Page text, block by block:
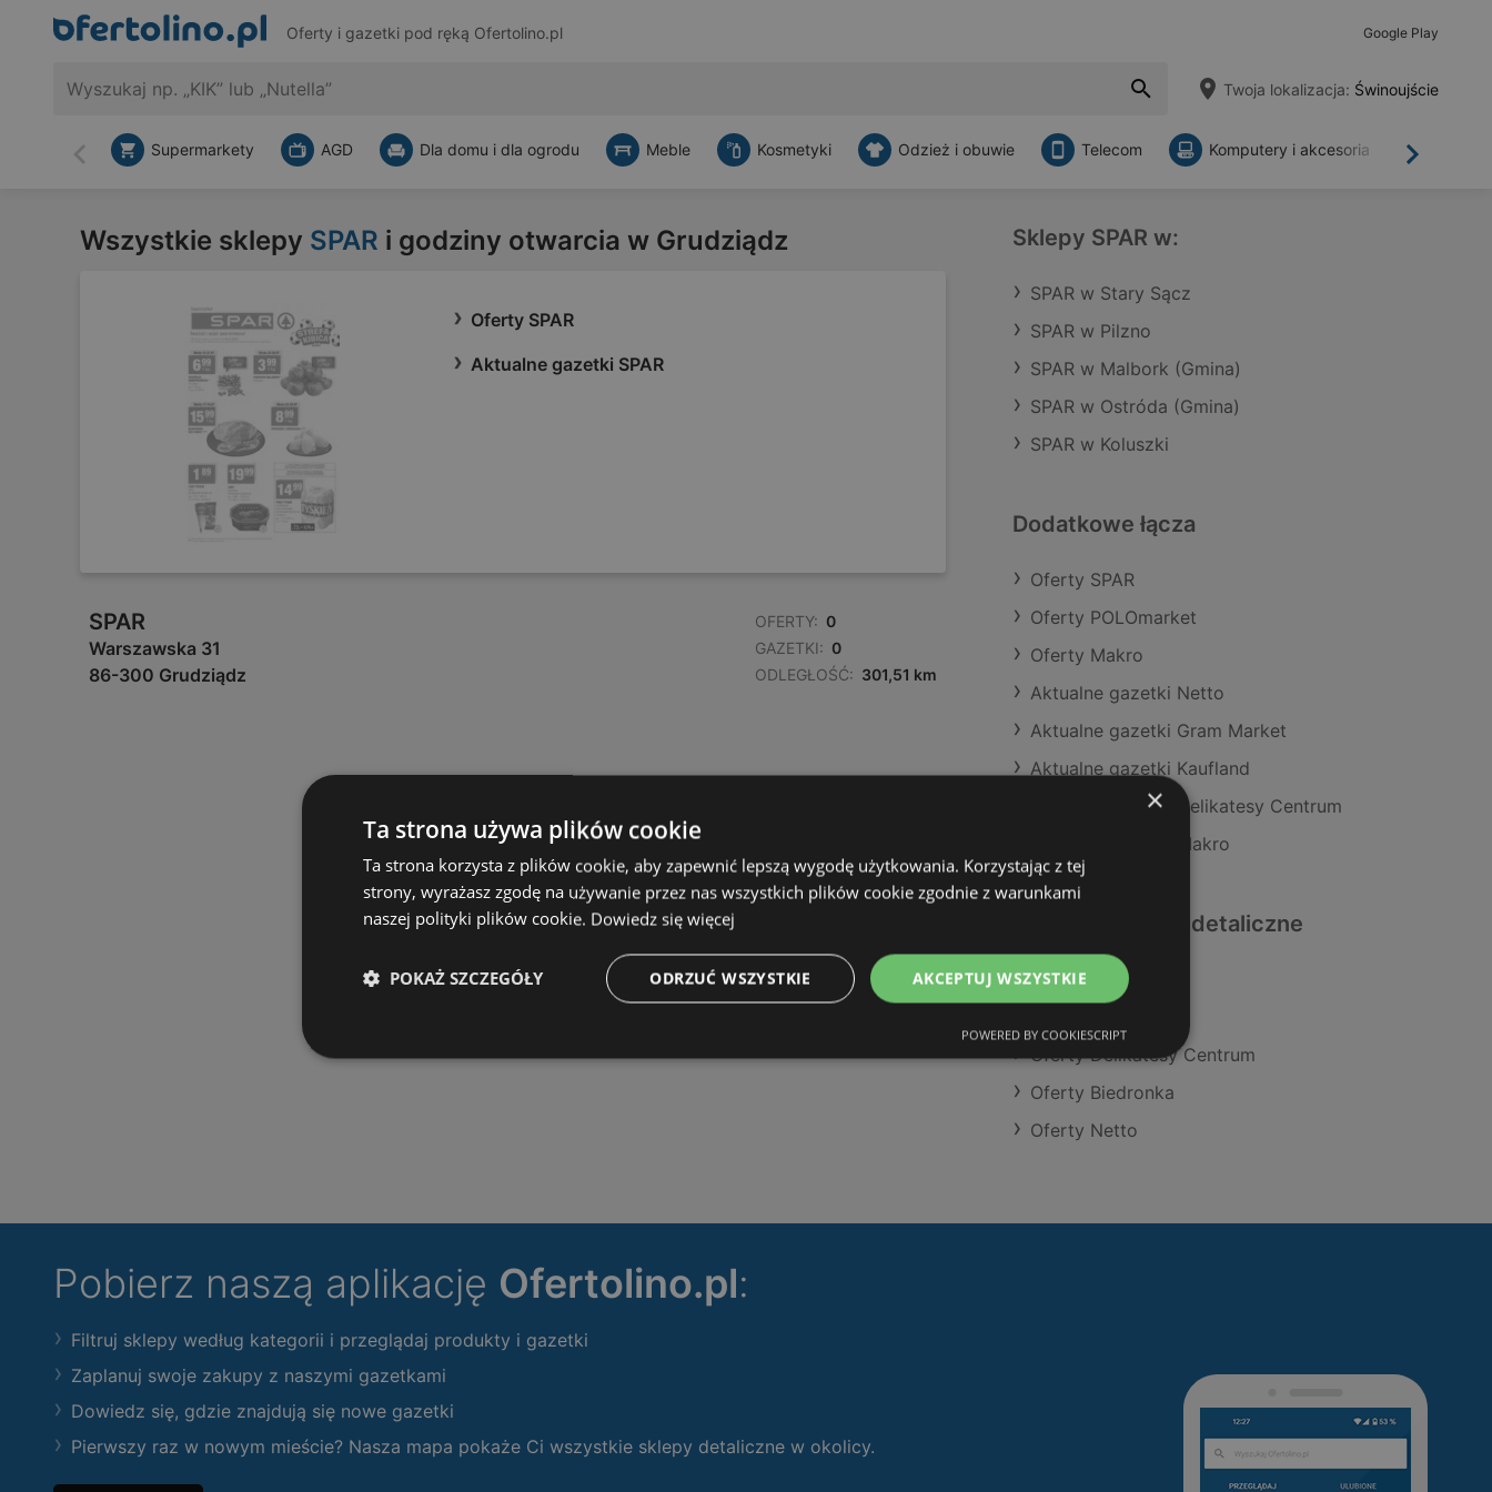
Oferty i gazetki pod ręką Ofertolino.pl Google Play
Twoja lokalizacja: Świnoujście
Wstecz Dalej
Supermarkety AGD Dla domu i dla ogrodu Meble Kosmetyki Odzież i obuwie Telecom Komputery i akcesoria
Wszystkie sklepy SPAR i godziny otwarcia w Grudziądz
Oferty SPAR
Aktualne gazetki SPAR
SPAR
Warszawska 31
86-300 Grudziądz
OFERTY: 0
GAZETKI: 0
ODLEGŁOŚĆ: 301,51 km
Sklepy SPAR w:
SPAR w Stary Sącz
SPAR w Pilzno
SPAR w Malbork (Gmina)
SPAR w Ostróda (Gmina)
SPAR w Koluszki
Dodatkowe łącza
Oferty SPAR
Oferty POLOmarket
Oferty Makro
Aktualne gazetki Netto
Aktualne gazetki Gram Market
Aktualne gazetki Kaufland
Aktualne gazetki Delikatesy Centrum
Aktualne gazetki Makro
Podobne sklepy detaliczne
Oferty Kaufland
Oferty Delikatesy Centrum
Oferty Biedronka
Oferty Netto
Pobierz naszą aplikację Ofertolino.pl:
Filtruj sklepy według kategorii i przeglądaj produkty i gazetki
Zaplanuj swoje zakupy z naszymi gazetkami
Dowiedz się, gdzie znajdują się nowe gazetki
Pierwszy raz w nowym mieście? Nasza mapa pokaże Ci wszystkie sklepy detaliczne w okolicy.
×
Ta strona używa plików cookie
Ta strona korzysta z plików cookie, aby zapewnić lepszą wygodę użytkowania. Korzystając z tej
strony, wyrażasz zgodę na używanie przez nas wszystkich plików cookie zgodnie z warunkami
naszej polityki plików cookie. Dowiedz się więcej
AKCEPTUJ WSZYSTKIE
ODRZUĆ WSZYSTKIE
POKAŻ SZCZEGÓŁY
POWERED BY COOKIESCRIPT